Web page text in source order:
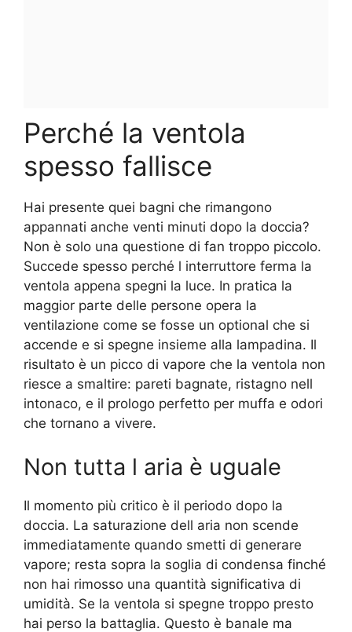
Perché la ventola
spesso fallisce
Hai presente quei bagni che rimangono
appannati anche venti minuti dopo la doccia?
Non è solo una questione di fan troppo piccolo.
Succede spesso perché l interruttore ferma la
ventola appena spegni la luce. In pratica la
maggior parte delle persone opera la
ventilazione come se fosse un optional che si
accende e si spegne insieme alla lampadina. Il
risultato è un picco di vapore che la ventola non
riesce a smaltire: pareti bagnate, ristagno nell
intonaco, e il prologo perfetto per muffa e odori
che tornano a vivere.
Non tutta l aria è uguale
Il momento più critico è il periodo dopo la
doccia. La saturazione dell aria non scende
immediatamente quando smetti di generare
vapore; resta sopra la soglia di condensa finché
non hai rimosso una quantità significativa di
umidità. Se la ventola si spegne troppo presto
hai perso la battaglia. Questo è banale ma